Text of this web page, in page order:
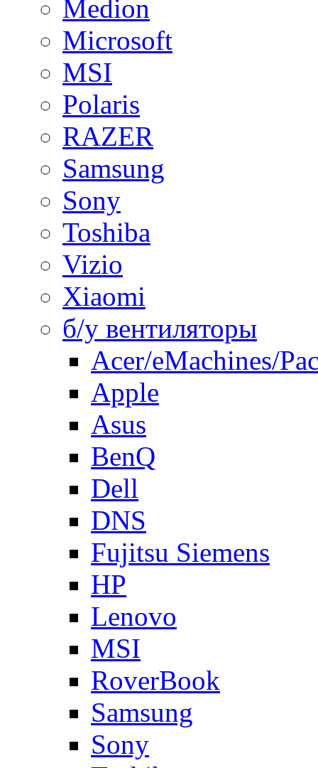
Medion
Microsoft
MSI
Polaris
RAZER
Samsung
Sony
Toshiba
Vizio
Xiaomi
б/у вентиляторы
Acer/eMachines/
Apple
Asus
BenQ
Dell
DNS
Fujitsu Siemens
HP
Lenovo
MSI
RoverBook
Samsung
Sony